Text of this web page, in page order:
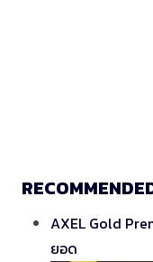
AXEL Gold
ยอด